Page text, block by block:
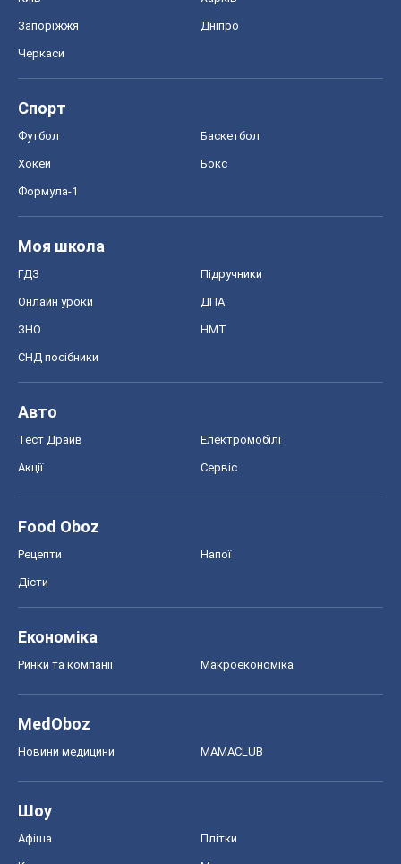
Запоріжжя Дніпро
Черкаси
Спорт
Футбол Баскетбол
Хокей Бокс
Формула-1
Моя школа
ГДЗ Підручники
Онлайн уроки ДПА
ЗНО НМТ
СНД посібники
Авто
Тест Драйв Електромобілі
Акції Сервіс
Food Oboz
Рецепти Напої
Дієти
Економіка
Ринки та компанії Макроекономіка
MedOboz
Новини медицини MAMACLUB
Шоу
Афіша Плітки